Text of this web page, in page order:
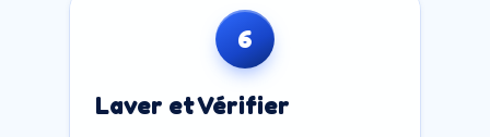
6
Laver et Vérifier